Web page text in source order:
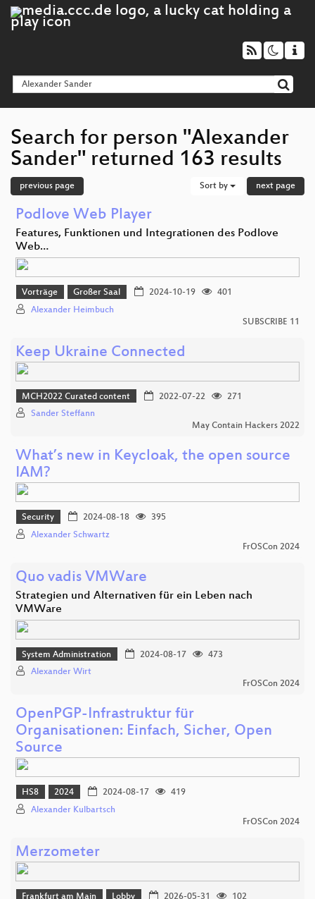
Search for person "Alexander
Sander" returned 163 results
previous page Sort by next page
Podlove Web Player
Features, Funktionen und Integrationen des Podlove
Web…
Vorträge Großer Saal 2024-10-19
401
Alexander Heimbuch
SUBSCRIBE 11
Keep Ukraine Connected
MCH2022 Curated content 2022-07-22
271
Sander Steffann
May Contain Hackers 2022
What’s new in Keycloak, the open source
IAM?
Security 2024-08-18
395
Alexander Schwartz
FrOSCon 2024
Quo vadis VMWare
Strategien und Alternativen für ein Leben nach
VMWare
System Administration 2024-08-17
473
Alexander Wirt
FrOSCon 2024
OpenPGP-Infrastruktur für
Organisationen: Einfach, Sicher, Open
Source
HS8 2024 2024-08-17
419
Alexander Kulbartsch
FrOSCon 2024
Merzometer
Frankfurt am Main Lobby 2026-05-31
102